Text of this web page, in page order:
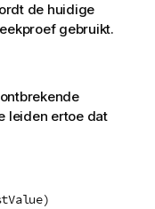
de huidige
gebruikt.
leiden ertoe dat